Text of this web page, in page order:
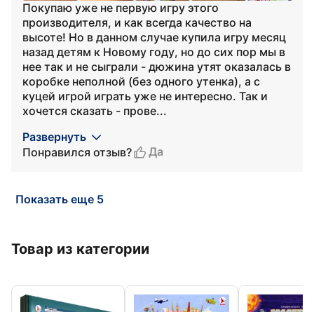
Покупаю уже не первую игру этого
производителя, и как всегда качество на
высоте! Но в данном случае купила игру месяц
назад детям к Новому году, но до сих пор мы в
нее так и не сыграли - дюжина утят оказалась в
коробке неполной (без одного утенка), а с
куцей игрой играть уже не интересно. Так и
хочется сказать - прове...
Развернуть
Понравился отзыв?
Да
Показать еще 5
Товар из категории